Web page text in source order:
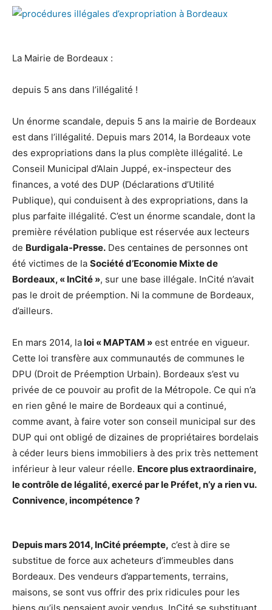
La Mairie de Bordeaux :
depuis 5 ans dans l’illégalité !
Un énorme scandale, depuis 5 ans la mairie de Bordeaux
est dans l’illégalité. Depuis mars 2014, la Bordeaux vote
des expropriations dans la plus complète illégalité. Le
Conseil Municipal d’Alain Juppé, ex-inspecteur des
finances, a voté des DUP (Déclarations d’Utilité
Publique), qui conduisent à des expropriations, dans la
plus parfaite illégalité. C’est un énorme scandale, dont la
première révélation publique est réservée aux lecteurs
de Burdigala-Presse. Des centaines de personnes ont
été victimes de la Société d’Economie Mixte de
Bordeaux, « InCité », sur une base illégale. InCité n’avait
pas le droit de préemption. Ni la commune de Bordeaux,
d’ailleurs.
En mars 2014, laloi « MAPTAM » est entrée en vigueur.
Cette loi transfère aux communautés de communes le
DPU (Droit de Préemption Urbain). Bordeaux s’est vu
privée de ce pouvoir au profit de la Métropole. Ce qui n’a
en rien gêné le maire de Bordeaux qui a continué,
comme avant, à faire voter son conseil municipal sur des
DUP qui ont obligé de dizaines de propriétaires bordelais
à céder leurs biens immobiliers à des prix très nettement
inférieur à leur valeur réelle. Encore plus extraordinaire,
le contrôle de légalité, exercé par le Préfet, n’y a rien vu.
Connivence, incompétence ?
Depuis mars 2014, InCité préempte, c’est à dire se
substitue de force aux acheteurs d’immeubles dans
Bordeaux. Des vendeurs d’appartements, terrains,
maisons, se sont vus offrir des prix ridicules pour les